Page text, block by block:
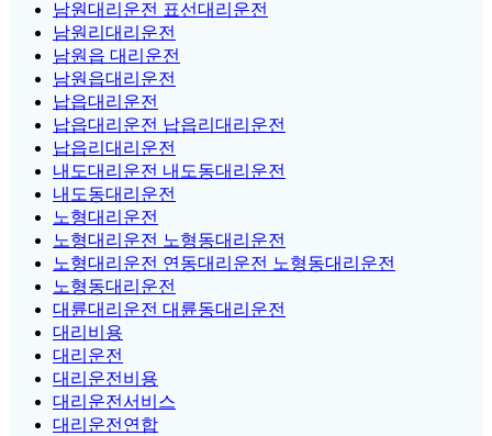
남원대리운전 표선대리운전
남원리대리운전
남원읍 대리운전
남원읍대리운전
납읍대리운전
납읍대리운전 납읍리대리운전
납읍리대리운전
내도대리운전 내도동대리운전
내도동대리운전
노형대리운전
노형대리운전 노형동대리운전
노형대리운전 연동대리운전 노형동대리운전
노형동대리운전
대륜대리운전 대륜동대리운전
대리비용
대리운전
대리운전비용
대리운전서비스
대리운전연합